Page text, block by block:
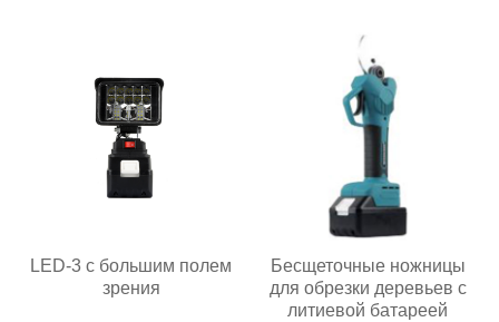
LED-3 с большим полем
зрения
Бесщеточные ножницы
для обрезки деревьев с
литиевой батареей